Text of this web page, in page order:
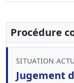
Procédure
SITUATION
Jugement